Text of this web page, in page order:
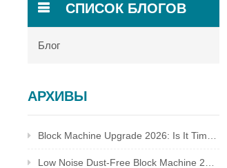
СПИСОК БЛОГОВ
Блог
АРХИВЫ
Block Machine Upgrade 2026: Is It Time to Replace Your Old Brick Plant?
Low Noise Dust-Free Block Machine 2026: Meet Global Environmental Inspection Standards